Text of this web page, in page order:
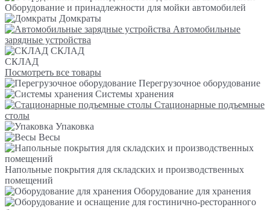
Оборудование и принадлежности для мойки автомобилей
Домкраты
Автомобильные
зарядные устройства
СКЛАД
СКЛАД
Посмотреть все товары
Перегрузочное оборудование
Системы хранения
Стационарные подъемные
столы
Упаковка
Весы
Напольные покрытия для складских и производственных
помещений
Оборудование для хранения